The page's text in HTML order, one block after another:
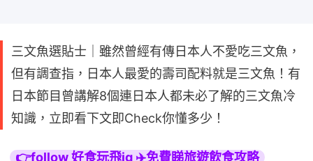
三文魚選貼士｜雖然曾經有傳日本人不愛吃三文魚，
但有調查指，日本人最愛的壽司配料就是三文魚！有
日本節目曾講解8個連日本人都未必了解的三文魚冷
知識，立即看下文即Check你懂多少！
👉follow 好食玩飛ig ✈️免費睇旅遊飲食攻略